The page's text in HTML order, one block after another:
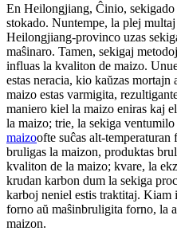
En Heilongjiang, Ĉinio, sekigado
stokado. Nuntempe, la plej
Heilongjiang-provinco uzas
maŝinaro. Tamen, sekigaj
influas la kvaliton de maizo.
estas neracia, kio kaŭzas
maizo estas varmigita,
maniero kiel la maizo eniras kaj
la maizo; trie, la sekiga ventumilo
maizoofte suĉas alt-
bruligas la maizon, produktas
kvaliton de la maizo; kvare, la
krudan karbon dum la sekiga
karboj neniel estis traktitaj. Kiam
forno aŭ maŝinbruligita forno, la
maizon.